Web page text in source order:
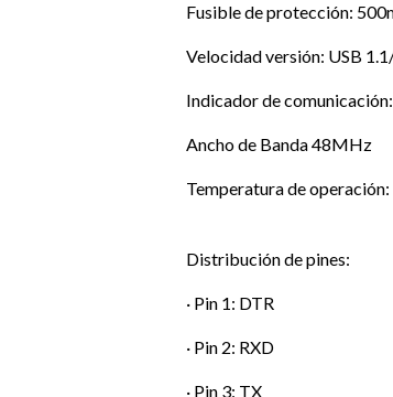
Fusible de protección:
Velocidad versión: USB
Indicador de
Ancho de Banda 48MHz
Temperatura de operación:
Distribución de pines:
· Pin 1: DTR
· Pin 2: RXD
· Pin 3: TX